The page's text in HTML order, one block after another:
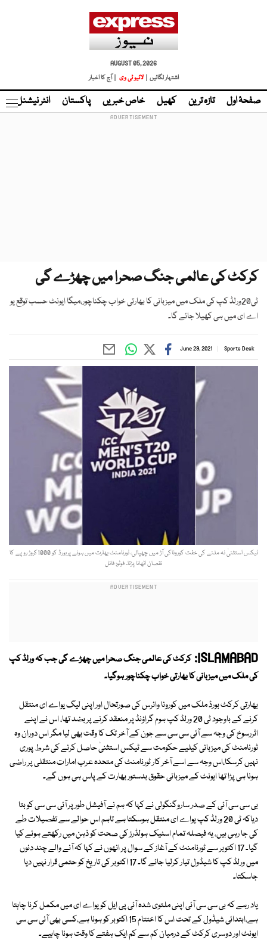
AUGUST 05, 2026
اشتہار لگائیں |
لائیو ٹی وی | آج کا اخبار
صفحۂ اول تازہ ترین کھیل خاص خبریں پاکستان انٹر نیشنل
کرکٹ کی عالمی جنگ صحرا میں چھڑے گی
ٹی20ورلڈ کپ کی ملک میں میزبانی کا بھارتی خواب چکناچور،میگا ایونٹ حسب توقع یو
اے ای میں ہی کھیلا جائے گا۔
Sports Desk
June 29, 2021
ٹیکس استثنیٰ نہ ملنے کی خفت کوروناکی آڑ میں چھپالی، ٹورنامنٹ بھارت میں ہونے پربورڈ کو 1000کروڑ روپے کا
نقصان اٹھانا پڑتا۔ فوٹو: فائل
ISLAMABAD: کرکٹ کی عالمی جنگ صحرا میں چھڑے گی جب کہ ورلڈ کپ
کی ملک میں میزبانی کا بھارتی خواب چکناچور ہوگیا۔
بھارتی کرکٹ بورڈ ملک میں کورونا وائرس کی صورتحال اور اپنی لیگ یواے ای منتقل
کرنے کے باوجود ٹی 20 ورلڈ کپ ہوم گراؤنڈ پر منعقد کرنے پر بضد تھا، اس نے اپنے
اثررسوخ کی وجہ سے آئی سی سی سے جون کے آخر تک کا وقت بھی لیا مگر اس دوران وہ
ٹورنامنٹ کی میزبانی کیلیے حکومت سے ٹیکس استثنیٰ حاصل کرنے کی شرط پوری
نہیں کرسکا،اس وجہ سے اسے آخر کار ٹورنامنٹ کی متحدہ عرب امارات منتقلی پر راضی
ہونا ہی پڑا تھا ایونٹ کے میزبانی حقوق بدستور بھارت کے پاس ہی ہوں گے۔
بی سی سی آئی کے صدر ساروگنگولی نے کہا کہ ہم نے آفیشل طور پر آئی سی سی کو بتا
دیاکہ ٹی 20 ورلڈ کپ یواے ای منتقل ہوسکتا ہے تاہم اس حوالے سے تفصیلات طے
کی جا رہی ہیں، یہ فیصلہ تمام اسٹیک ہولڈرز کی صحت کو ذہن میں رکھتے ہوئے کیا
گیا۔ 17 اکتوبر سے ٹورنامنٹ کے آغاز کے سوال پر انھوں نے کہا کہ آنے والے چند دنوں
میں ورلڈ کپ کا شیڈول تیار کرلیا جائے گا۔ 17 اکتوبر کی تاریخ کو حتمی قرار نہیں دیا
جاسکتا۔
یاد رہے کہ بی سی سی آئی اپنی ملتوی شدہ آئی پی ایل کو یواے ای میں مکمل کرنا چاہتا
ہے،ابتدائی شیڈول کے تحت اس کا اختتام 15 اکتوبر کو ہونا ہے،کسی بھی آئی سی سی
ایونٹ اور دوسری کرکٹ کے درمیان کم سے کم ایک ہفتے کا وقت ہونا چاہیے۔